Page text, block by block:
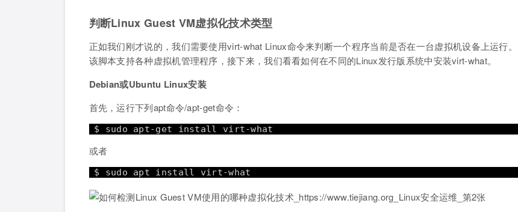
判断Linux Guest VM虚拟化技术类型
正如我们刚才说的，我们需要使用virt-what Linux命令来判断一个程序当前是否在一台虚拟机设备上运行。
该脚本支持各种虚拟机管理程序，接下来，我们看看如何在不同的Linux发行版系统中安装virt-what。
Debian或Ubuntu Linux安装
首先，运行下列apt命令/apt-get命令：
$ sudo apt-get install virt-what
或者
$ sudo apt install virt-what